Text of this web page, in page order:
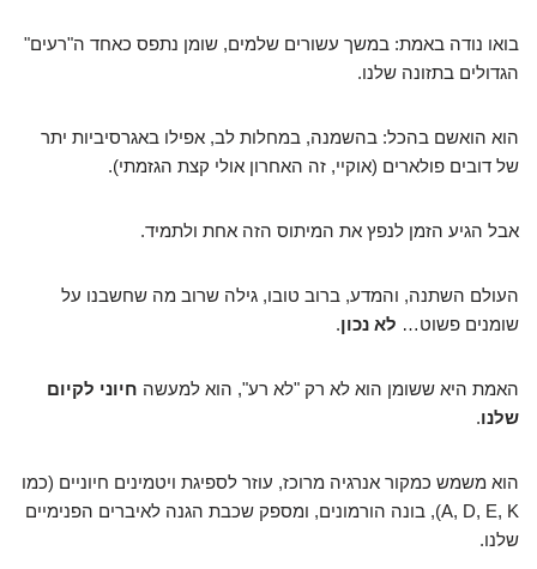
בואו נודה באמת: במשך עשורים שלמים, שומן נתפס כאחד ה"רעים"
הגדולים בתזונה שלנו.
הוא הואשם בהכל: בהשמנה, במחלות לב, אפילו באגרסיביות יתר
של דובים פולארים (אוקיי, זה האחרון אולי קצת הגזמתי).
אבל הגיע הזמן לנפץ את המיתוס הזה אחת ולתמיד.
העולם השתנה, והמדע, ברוב טובו, גילה שרוב מה שחשבנו על
שומנים פשוט… לא נכון.
האמת היא ששומן הוא לא רק "לא רע", הוא למעשה חיוני לקיום
שלנו.
הוא משמש כמקור אנרגיה מרוכז, עוזר לספיגת ויטמינים חיוניים (כמו
A, D, E, K), בונה הורמונים, ומספק שכבת הגנה לאיברים הפנימיים
שלנו.